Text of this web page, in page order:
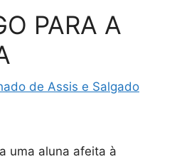
PARA A
de Assis e Salgado
uma aluna afeita à